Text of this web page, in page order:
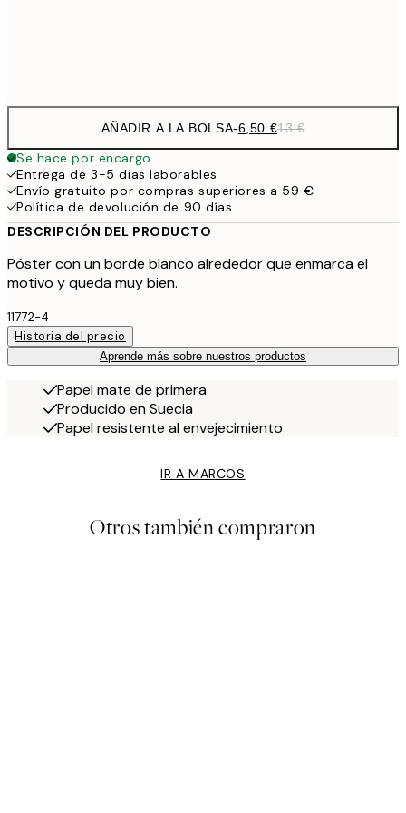
AÑADIR A LA BOLSA-6,50 €13 €
Se hace por encargo
Entrega de 3-5 días laborables
Envío gratuito por compras superiores a 59 €
Política de devolución de 90 días
DESCRIPCIÓN DEL PRODUCTO
Póster con un borde blanco alrededor que enmarca el
motivo y queda muy bien.
11772-4
Historia del precio
Aprende más sobre nuestros productos
Papel mate de primera
Producido en Suecia
Papel resistente al envejecimiento
IR A MARCOS
Otros también compraron